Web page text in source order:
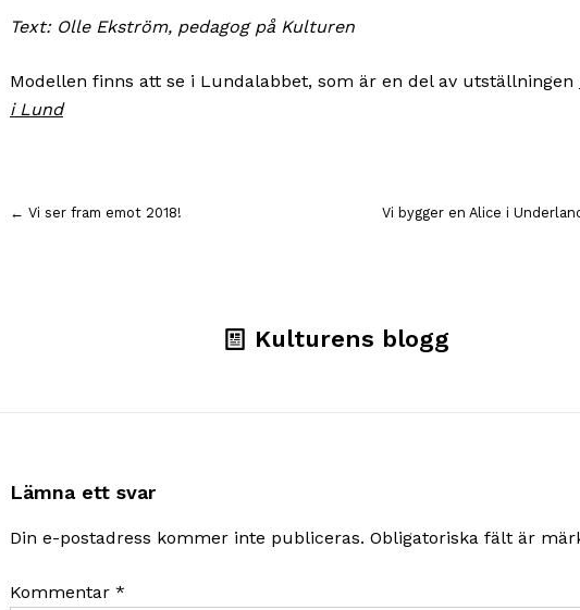
Text: Olle Ekström, pedagog på Kulturen
Modellen finns att se i Lundalabbet, som är en del av utställningen
i Lund
← Vi ser fram emot 2018! Vi bygger en Alice i
Kulturens blogg
Lämna ett svar
Din e-postadress kommer inte publiceras. Obligatoriska fält är
Kommentar *